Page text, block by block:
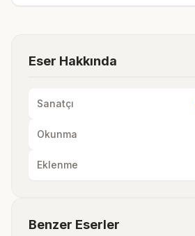
Eser Hakkında
Sanatçı
Okunma
Eklenme
Benzer Eserler